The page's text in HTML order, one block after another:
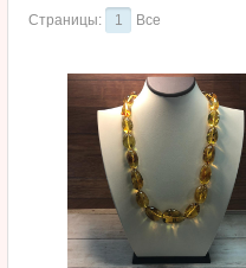
Страницы: 1 Все